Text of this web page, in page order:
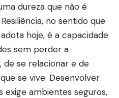
dureza que não é
no sentido que
hoje, é a capacidade
sem perder a
de se relacionar e de
se vive. Desenvolver
exige ambientes seguros,